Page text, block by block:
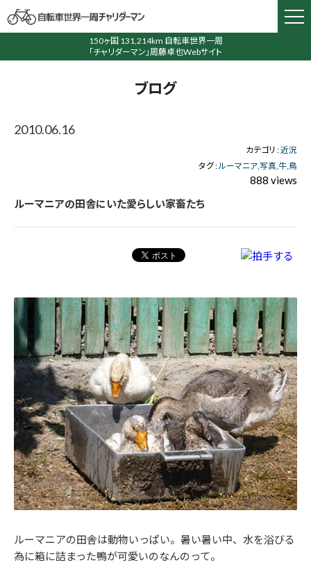
150ヶ国 131,214km 自転車世界一周
「チャリダーマン」周藤卓也Webサイト
ブログ
2010.06.16
カテゴリ :近況
タグ :ルーマニア 写真 牛 鳥
888 views
ルーマニアの田舎にいた愛らしい家畜たち
ルーマニアの田舎は動物いっぱい。暑い暑い中、水を浴びる
為に箱に詰まった鴨が可愛いのなんのって。